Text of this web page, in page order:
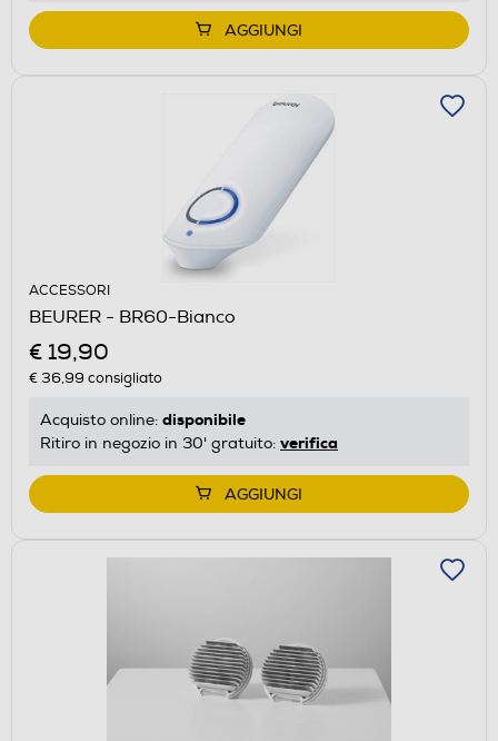
AGGIUNGI
ACCESSORI
BEURER - BR60-Bianco
€ 19,90
€ 36,99 consigliato
Acquisto online: disponibile
Ritiro in negozio in 30' gratuito: verifica
AGGIUNGI